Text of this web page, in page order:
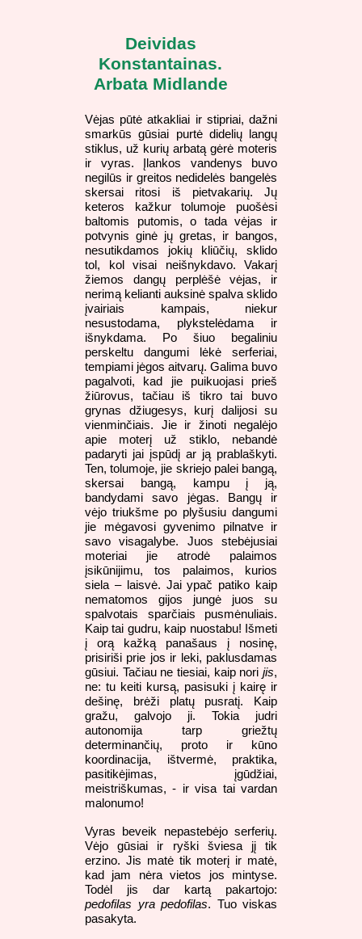
Deividas
Konstantainas.
Arbata Midlande
Vėjas pūtė atkakliai ir stipriai, dažni
smarkūs gūsiai purtė didelių langų
stiklus, už kurių arbatą gėrė moteris
ir vyras. Įlankos vandenys buvo
negilūs ir greitos nedidelės bangelės
skersai ritosi iš pietvakarių. Jų
keteros kažkur tolumoje puošėsi
baltomis putomis, o tada vėjas ir
potvynis ginė jų gretas, ir bangos,
nesutikdamos jokių kliūčių, sklido
tol, kol visai neišnykdavo. Vakarį
žiemos dangų perplėšė vėjas, ir
nerimą kelianti auksinė spalva sklido
įvairiais kampais, niekur
nesustodama, plykstelėdama ir
išnykdama. Po šiuo begaliniu
perskeltu dangumi lėkė serferiai,
tempiami jėgos aitvarų. Galima buvo
pagalvoti, kad jie puikuojasi prieš
žiūrovus, tačiau iš tikro tai buvo
grynas džiugesys, kurį dalijosi su
vienminčiais. Jie ir žinoti negalėjo
apie moterį už stiklo, nebandė
padaryti jai įspūdį ar ją prablaškyti.
Ten, tolumoje, jie skriejo palei bangą,
skersai bangą, kampu į ją,
bandydami savo jėgas. Bangų ir
vėjo triukšme po plyšusiu dangumi
jie mėgavosi gyvenimo pilnatve ir
savo visagalybe. Juos stebėjusiai
moteriai jie atrodė palaimos
įsikūnijimu, tos palaimos, kurios
siela – laisvė. Jai ypač patiko kaip
nematomos gijos jungė juos su
spalvotais sparčiais pusmėnuliais.
Kaip tai gudru, kaip nuostabu! Išmeti
į orą kažką panašaus į nosinę,
prisiriši prie jos ir leki, paklusdamas
gūsiui. Tačiau ne tiesiai, kaip nori jis,
ne: tu keiti kursą, pasisuki į kairę ir
dešinę, brėži platų pusratį. Kaip
gražu, galvojo ji. Tokia judri
autonomija tarp griežtų
determinančių, proto ir kūno
koordinacija, ištvermė, praktika,
pasitikėjimas, įgūdžiai,
meistriškumas, - ir visa tai vardan
malonumo!
Vyras beveik nepastebėjo serferių.
Vėjo gūsiai ir ryški šviesa jį tik
erzino. Jis matė tik moterį ir matė,
kad jam nėra vietos jos mintyse.
Todėl jis dar kartą pakartojo:
pedofilas yra pedofilas. Tuo viskas
pasakyta.